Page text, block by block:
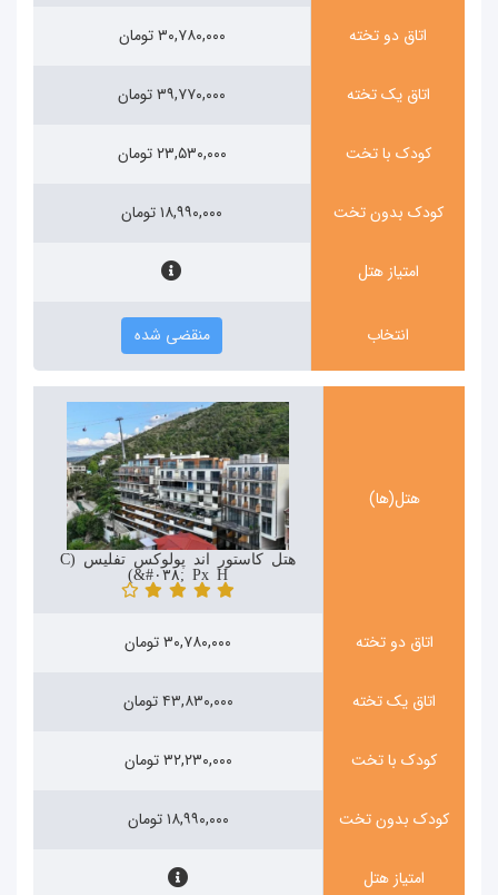
اتاق دو تخته ۳۰,۷۸۰,۰۰۰ تومان
اتاق یک تخته ۳۹,۷۷۰,۰۰۰ تومان
کودک با تخت ۲۳,۵۳۰,۰۰۰ تومان
کودک بدون تخت ۱۸,۹۹۰,۰۰۰ تومان
امتیاز هتل
انتخاب منقضی شده
هتل(ها)
هتل کاستور اند پولوکس تفلیس (Castor
&#۰۳۸; Pollux Hotel)
اتاق دو تخته ۳۰,۷۸۰,۰۰۰ تومان
اتاق یک تخته ۴۳,۸۳۰,۰۰۰ تومان
کودک با تخت ۳۲,۲۳۰,۰۰۰ تومان
کودک بدون تخت ۱۸,۹۹۰,۰۰۰ تومان
امتیاز هتل